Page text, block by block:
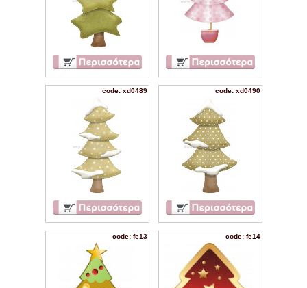
code: xd0489 code: xd0490
code: fe13 code: fe14